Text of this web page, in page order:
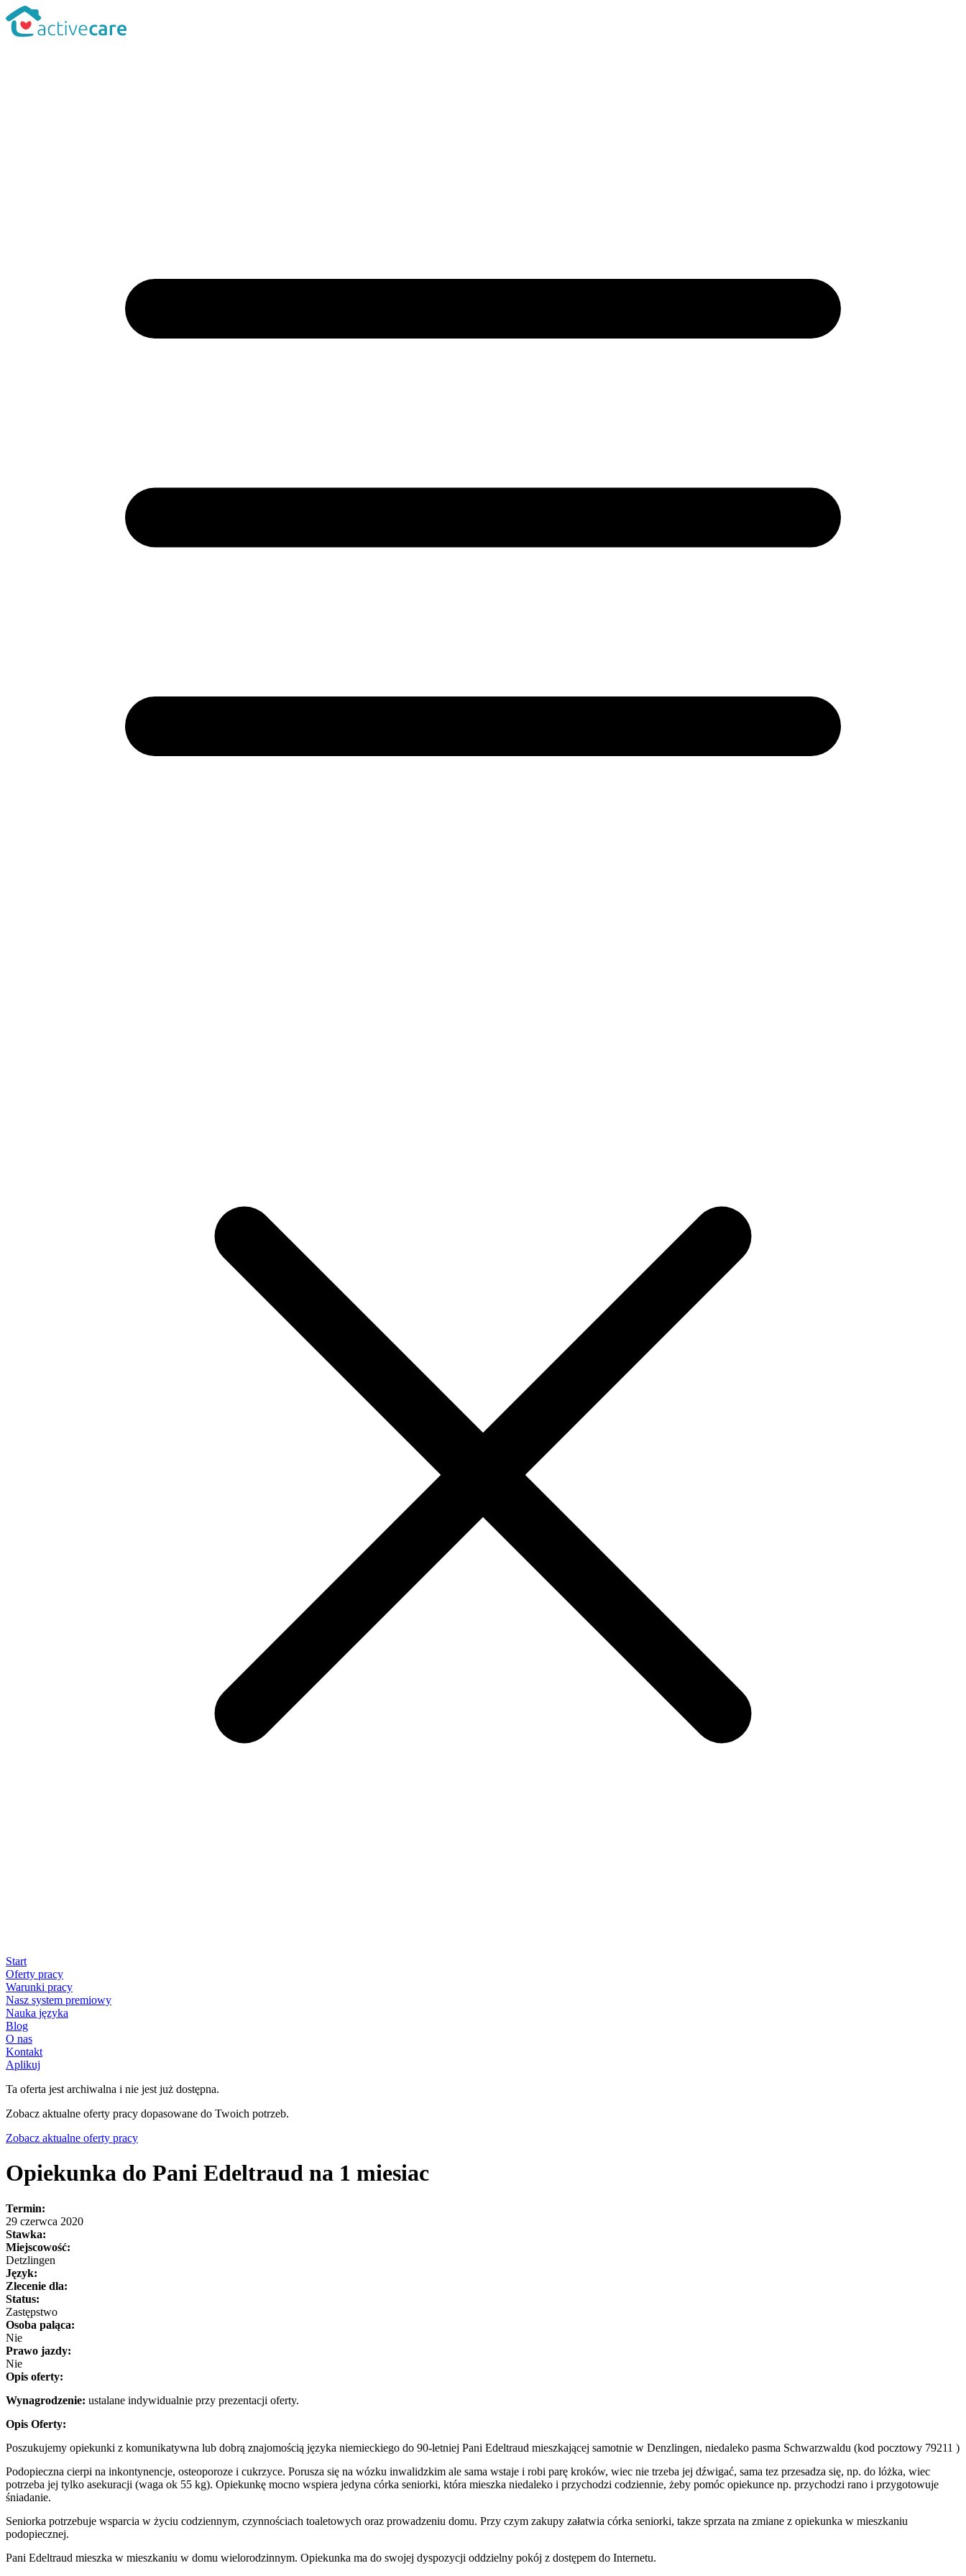
Start
Oferty pracy
Warunki pracy
Nasz system premiowy
Nauka języka
Blog
O nas
Kontakt
Aplikuj
Ta oferta jest archiwalna i nie jest już dostępna.
Zobacz aktualne oferty pracy dopasowane do Twoich potrzeb.
Zobacz aktualne oferty pracy
Opiekunka do Pani Edeltraud na 1 miesiac
Termin:
29 czerwca 2020
Stawka:
Miejscowość:
Detzlingen
Język:
Zlecenie dla:
Status:
Zastępstwo
Osoba paląca:
Nie
Prawo jazdy:
Nie
Opis oferty:
Wynagrodzenie: ustalane indywidualnie przy prezentacji oferty.
Opis Oferty:
Poszukujemy opiekunki z komunikatywna lub dobrą znajomością języka niemieckiego do 90-letniej Pani Edeltraud mieszkającej samotnie w Denzlingen, niedaleko pasma Schwarzwaldu (kod pocztowy 79211 )
Podopieczna cierpi na inkontynencje, osteoporoze i cukrzyce. Porusza się na wózku inwalidzkim ale sama wstaje i robi parę kroków, wiec nie trzeba jej dźwigać, sama tez przesadza się, np. do lóżka, wiec
potrzeba jej tylko asekuracji (waga ok 55 kg). Opiekunkę mocno wspiera jedyna córka seniorki, która mieszka niedaleko i przychodzi codziennie, żeby pomóc opiekunce np. przychodzi rano i przygotowuje
śniadanie.
Seniorka potrzebuje wsparcia w życiu codziennym, czynnościach toaletowych oraz prowadzeniu domu. Przy czym zakupy załatwia córka seniorki, takze sprzata na zmiane z opiekunka w mieszkaniu
podopiecznej.
Pani Edeltraud mieszka w mieszkaniu w domu wielorodzinnym. Opiekunka ma do swojej dyspozycji oddzielny pokój z dostępem do Internetu.